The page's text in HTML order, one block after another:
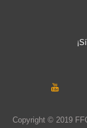
Copyright © 2019